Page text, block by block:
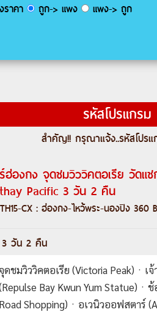
ราคา ถูก-> แพง แพง-> ถูก
รหัสโปรแกร
สำคัญ!! กรุณาแจ้ง..รหัสโปร
ฮ่องกง จุดชมวิววิคตอเรีย วัดแ
Pacific 3 วัน 2 คืน
CX : ฮ่องกง-ไหว้พระ-นองปิง 360
วัน 2 คืน
จุดชมวิววิคตอเรีย (Victoria Peak)ㆍ
Bay Kwun Yum Statue)
Road Shopping)ㆍอเวนิวออฟสตาร์